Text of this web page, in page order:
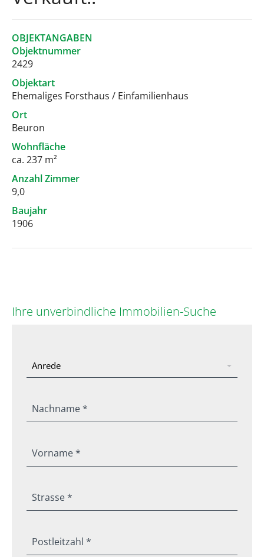
OBJEKTANGABEN
Objektnummer
2429
Objektart
Ehemaliges Forsthaus / Einfamilienhaus
Ort
Beuron
Wohnfläche
ca. 237 m²
Anzahl Zimmer
9,0
Baujahr
1906
Ihre unverbindliche Immobilien-Suche
Nachname *
Vorname *
Strasse *
Postleitzahl *